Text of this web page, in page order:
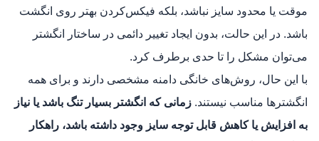
موقت یا محدود سایز نباشد، بلکه فیکس‌کردن بهتر روی انگشت
باشد. در این حالت، بدون ایجاد تغییر دائمی در ساختار انگشتر
می‌توان مشکل را تا حدی برطرف کرد.
با این حال، روش‌های خانگی دامنه مشخصی دارند و برای همه
انگشترها مناسب نیستند. زمانی که انگشتر بسیار تنگ باشد یا نیاز
به افزایش یا کاهش قابل توجه سایز وجود داشته باشد، راهکار